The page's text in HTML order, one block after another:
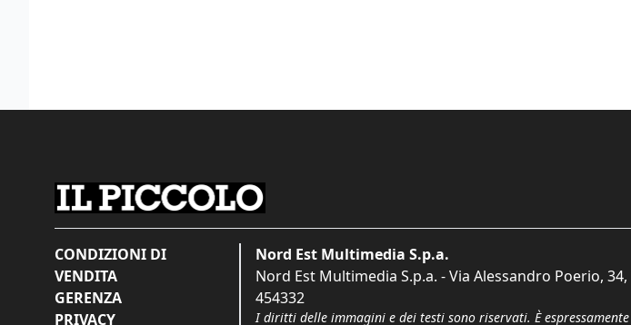
CONDIZIONI DI
VENDITA
GERENZA
PRIVACY
Nord Est Multimedia S.p.a.
Nord Est Multimedia S.p.a. - Via Alessandro Poerio, 34,
454332
I diritti delle immagini e dei testi sono riservati. È